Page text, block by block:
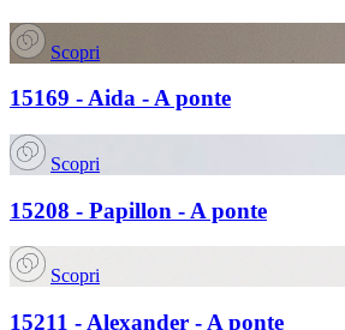
Scopri
15169 - Aida - A ponte
Scopri
15208 - Papillon - A ponte
Scopri
15211 - Alexander - A ponte